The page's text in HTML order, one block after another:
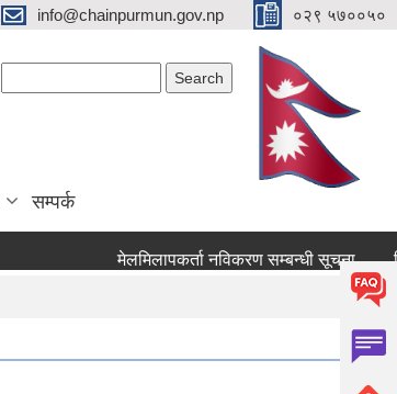
info@chainpurmun.gov.np ०२९ ५७००५०
सम्पर्क
मेलमिलापकर्ता नविकरण सम्बन्धी सूचना